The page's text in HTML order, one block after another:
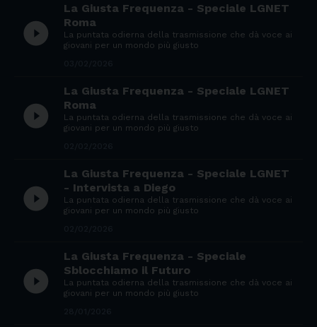
play_circle_filled
La Giusta Frequenza - Speciale LGNET
Roma
La puntata odierna della trasmissione che dà voce ai
giovani per un mondo più giusto
play_circle_filled
La Giusta Frequenza - Speciale LGNET
Roma
La puntata odierna della trasmissione che dà voce ai
giovani per un mondo più giusto
play_circle_filled
La Giusta Frequenza - Speciale LGNET
- Intervista a Diego
La puntata odierna della trasmissione che dà voce ai
giovani per un mondo più giusto
play_circle_filled
La Giusta Frequenza - Speciale
Sblocchiamo il Futuro
La puntata odierna della trasmissione che dà voce ai
giovani per un mondo più giusto